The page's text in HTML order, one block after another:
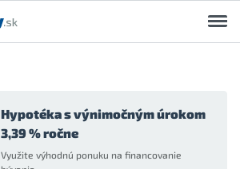
Hypotéka s výnimočným úrokom
3,39 % ročne
Využite výhodnú ponuku na financovanie